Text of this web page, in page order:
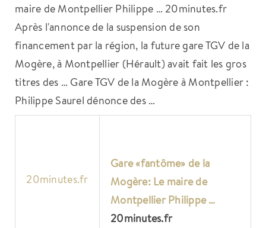
maire de Montpellier Philippe … 20minutes.fr
Après l'annonce de la suspension de son
financement par la région, la future gare TGV de la
Mogère, à Montpellier (Hérault) avait fait les gros
titres des … Gare TGV de la Mogère à Montpellier :
Philippe Saurel dénonce des …
20minutes.fr
Gare «fantôme» de la
Mogère: Le maire de
Montpellier Philippe …
20minutes.fr